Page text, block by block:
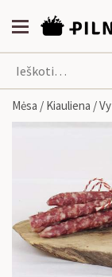
Mėsa / Kiauliena /